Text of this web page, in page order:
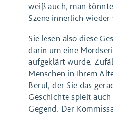
weiß auch, man
Szene innerlich wieder
Sie lesen also diese
darin um eine
aufgeklärt wurde.
Menschen in Ihrem
Beruf, der Sie das
Geschichte spielt
Gegend. Der